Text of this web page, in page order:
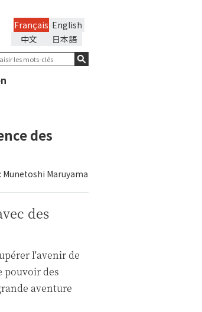
English
Français
日本語
中文
des
Munetoshi Maruyama
des
l'avenir de
pouvoir des
aventure